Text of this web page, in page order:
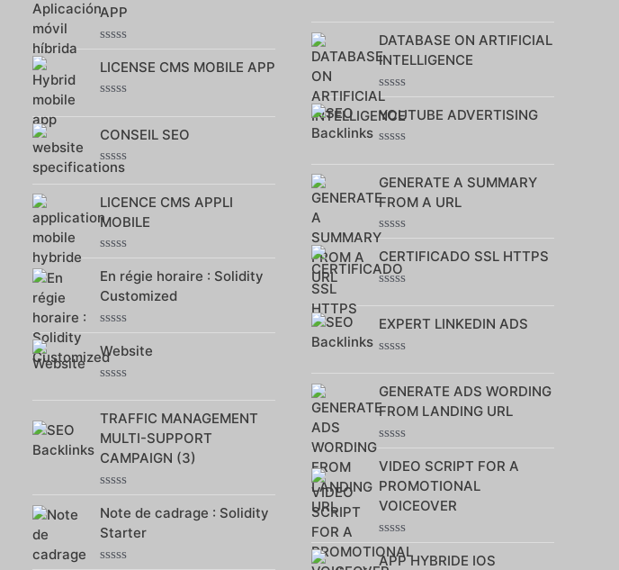
5
APP
0
5
LICENSE CMS MOBILE APP
sur
CONSEIL SEO
Note
sur
5
LICENCE CMS APPLI
MOBILE
0
sur
5
En régie horaire : Solidity
Customized
0
sur
5
Website
sur
5
TRAFFIC MANAGEMENT
MULTI-SUPPORT
CAMPAIGN (3)
0
sur
5
Note de cadrage : Solidity
Starter
sur
5
DATABASE ON ARTIFICIAL
INTELLIGENCE
Note
0
5
YOUTUBE ADVERTISING
sur
5
GENERATE A SUMMARY
FROM A URL
0
sur
5
CERTIFICADO SSL HTTPS
sur
EXPERT LINKEDIN ADS
sur
5
GENERATE ADS WORDING
FROM LANDING URL
0
sur
5
VIDEO SCRIPT FOR A
PROMOTIONAL
VOICEOVER
Note
0
APP HYBRIDE IOS